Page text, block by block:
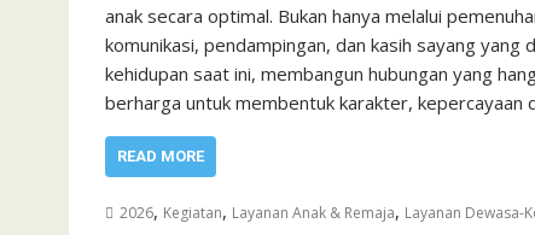
anak secara optimal. Bukan hanya melalui
komunikasi, pendampingan, dan kasih sayang
kehidupan saat ini, membangun hubungan yang
berharga untuk membentuk karakter, kepercayaan
READ MORE
2026, Kegiatan, Layanan Anak & Remaja, Layanan Dewasa-